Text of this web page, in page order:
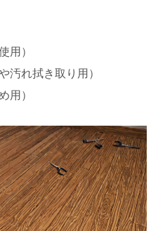
用）
汚れ拭き取り用）
用）